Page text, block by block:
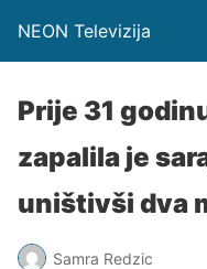
NEON Televizija
Prije 31
zapalila je
uništivši dva
Samra Redzic